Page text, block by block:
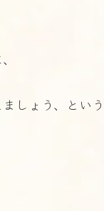
しょう、とい